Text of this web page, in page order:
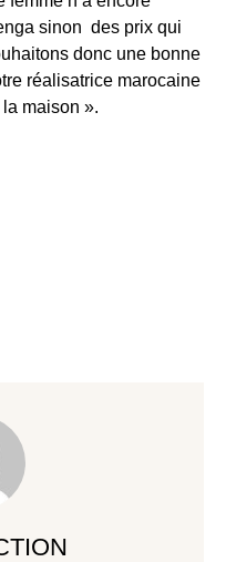
sinon des prix qui
donc une bonne
réalisatrice marocaine
maison ».